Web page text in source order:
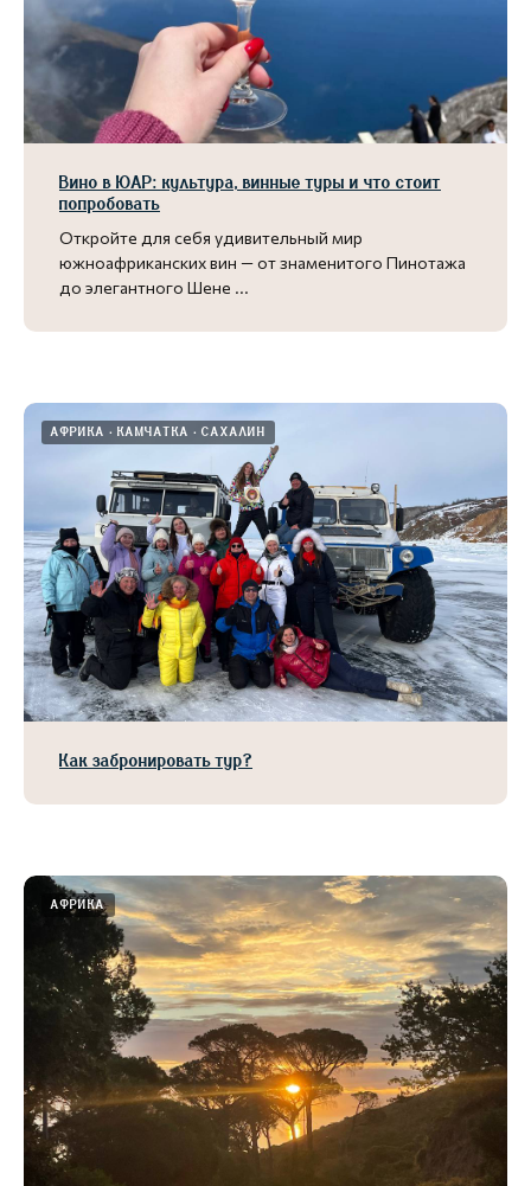
Вино в ЮАР: культура, винные туры и что стоит
попробовать
Откройте для себя удивительный мир
южноафриканских вин — от знаменитого Пинотажа
до элегантного Шене ...
АФРИКА КАМЧАТКА САХАЛИН
Как забронировать тур?
АФРИКА